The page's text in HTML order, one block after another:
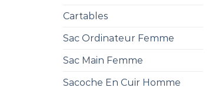
Cartables
Sac Ordinateur Femme
Sac Main Femme
Sacoche En Cuir Homme